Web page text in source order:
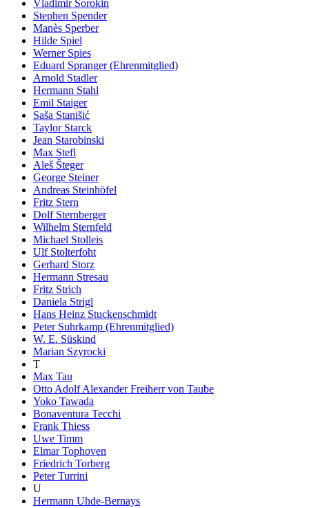
Vladimir Sorokin
Stephen Spender
Manès Sperber
Hilde Spiel
Werner Spies
Eduard Spranger (Ehrenmitglied)
Arnold Stadler
Hermann Stahl
Emil Staiger
Saša Stanišić
Taylor Starck
Jean Starobinski
Max Stefl
Aleš Šteger
George Steiner
Andreas Steinhöfel
Fritz Stern
Dolf Sternberger
Wilhelm Sternfeld
Michael Stolleis
Ulf Stolterfoht
Gerhard Storz
Hermann Stresau
Fritz Strich
Daniela Strigl
Hans Heinz Stuckenschmidt
Peter Suhrkamp (Ehrenmitglied)
W. E. Süskind
Marian Szyrocki
T
Max Tau
Otto Adolf Alexander Freiherr von Taube
Yoko Tawada
Bonaventura Tecchi
Frank Thiess
Uwe Timm
Elmar Tophoven
Friedrich Torberg
Peter Turrini
U
Hermann Uhde-Bernays